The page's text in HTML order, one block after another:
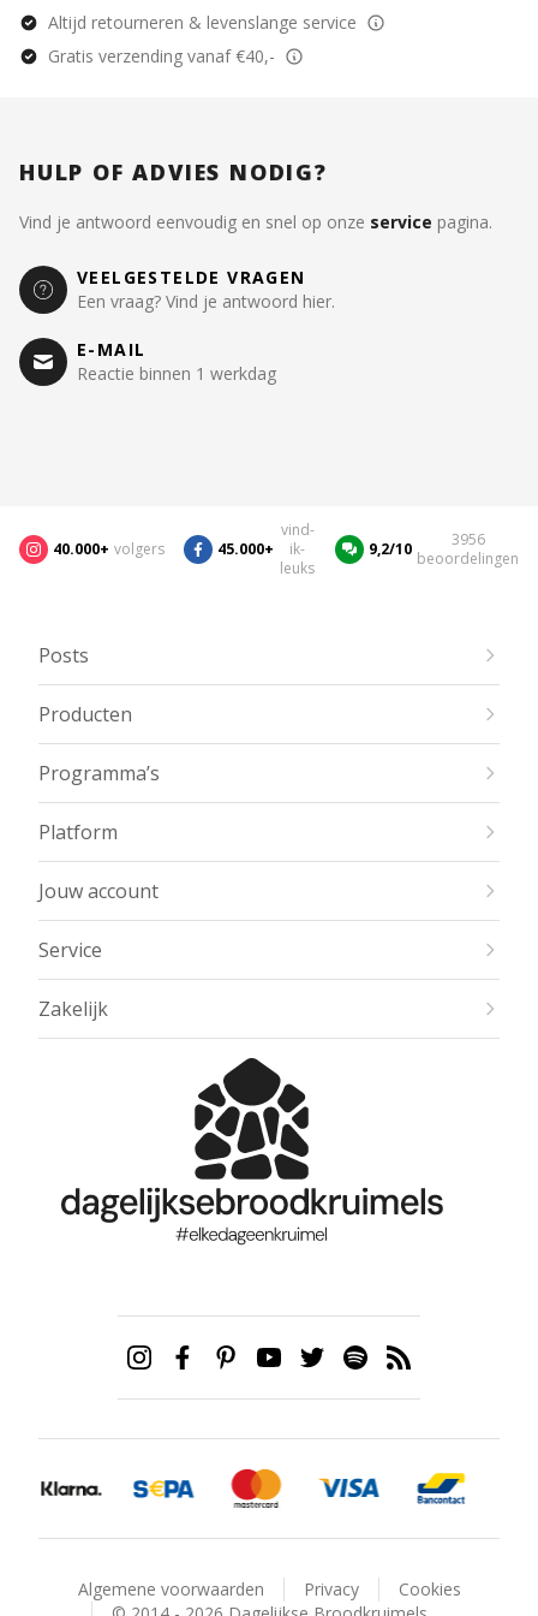
Altijd retourneren & levenslange service
Gratis verzending vanaf €40,-
HULP OF ADVIES NODIG?
Vind je antwoord eenvoudig en snel op onze service pagina.
VEELGESTELDE VRAGEN
Een vraag? Vind je antwoord hier.
E-MAIL
Reactie binnen 1 werkdag
40.000+ volgers 45.000+
vind-
ik-
leuks
9,2/10
3956
beoordelingen
Posts
Producten
Programma’s
Platform
Jouw account
Service
Zakelijk
Algemene voorwaarden Privacy
Cookies